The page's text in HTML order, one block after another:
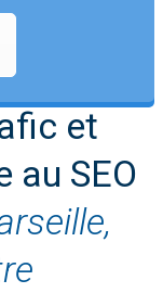
et
SEO